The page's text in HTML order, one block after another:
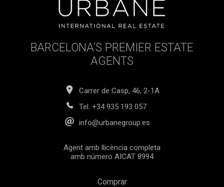
BARCELONA’S PREMIER ESTATE
AGENTS
Carrer de Casp, 46, 2-1A
Tel. +34 935 193 057
info@urbanegroup.es
Agent amb llicència completa
amb número AICAT 8994
Comprar